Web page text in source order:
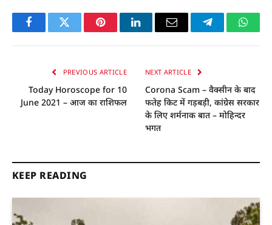
FacebookTwitter PinterestLinkedInEmail Telegram
PREVIOUS ARTICLE
Today Horoscope for 10
June 2021 – आज का राशिफल
NEXT ARTICLE
Corona Scam – वैक्सीन के बाद
फतेह किट में गड़बड़ी, कांग्रेस सरकार
के लिए शर्मनाक बात – मोहिन्दर
भगत
KEEP READING